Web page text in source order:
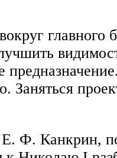
Заняться
Ф. Канкрин,